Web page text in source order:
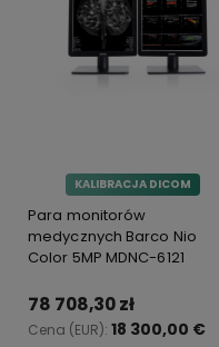
KALIBRACJA DICOM
Para monitorów
medycznych Barco Nio
Color 5MP MDNC-6121
78 708,30 zł
Cena (EUR): 18 300,00 €